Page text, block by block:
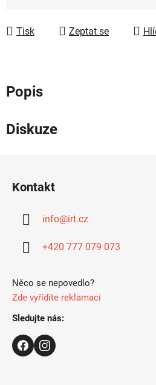
Tisk Zeptat se
Popis
Diskuze
Kontakt
info@irt.cz
+420 777 079 073
Něco se nepovedlo?
Zde vyřídíte reklamaci
Sledujte nás: